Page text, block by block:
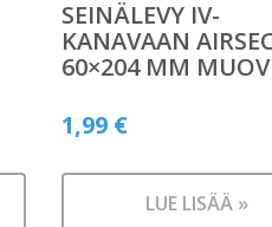
SEINÄLEVY IV-
KANAVAAN
60×204 MM
1,99 €
LUE LISÄÄ »